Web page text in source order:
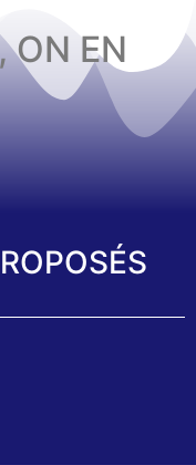
ON EN